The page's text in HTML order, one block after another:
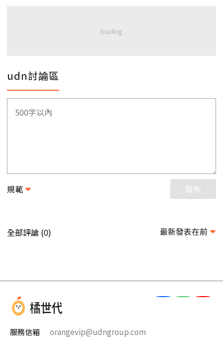
udn討論區
規範 發布
全部評論 (0) 最新發表在前
服務信箱 orangevip@udngroup.com